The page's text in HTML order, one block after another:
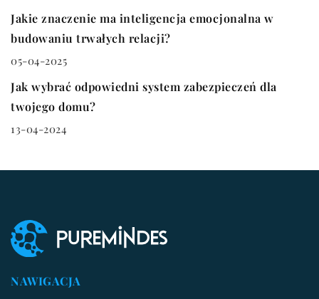
Jakie znaczenie ma inteligencja emocjonalna w
budowaniu trwałych relacji?
05-04-2025
INNE
Jak wybrać odpowiedni system zabezpieczeń dla
twojego domu?
13-04-2024
NAWIGACJA